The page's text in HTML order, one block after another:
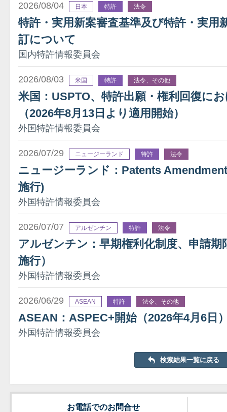
2026/08/04 日本 特許 法令
特許・実用新案審査基準及び特許・実用
訂について
国内特許情報委員会
2026/08/03 米国 特許 法令、その他
米国：USPTO、特許出願・権利回復に
（2026年8月13日より適用開始）
外国特許情報委員会
2026/07/29 ニュージーランド 特許 法令
ニュージーランド：Patents
施行)
外国特許情報委員会
2026/07/07 アルゼンチン 特許 法令
アルゼンチン：早期権利化制度、申請期
施行）
外国特許情報委員会
2026/06/29 ASEAN 特許 法令、その他
ASEAN：ASPEC+開始（2026年4月6日
外国特許情報委員会
検索結果一覧に戻る
お電話でのお問合せ